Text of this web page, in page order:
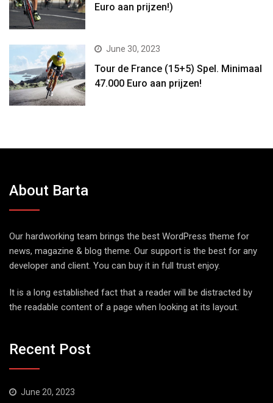
Euro aan prijzen!)
June 30, 2023
Tour de France (15+5) Spel. Minimaal
47.000 Euro aan prijzen!
About Barta
Our hardworking team brings the best WordPress theme for
news, magazine & blog theme. Our support is the best for any
developer and client. You can buy it in full trust enjoy.
It is a long established fact that a reader will be distracted by
the readable content of a page when looking at its layout.
Recent Post
June 20, 2023